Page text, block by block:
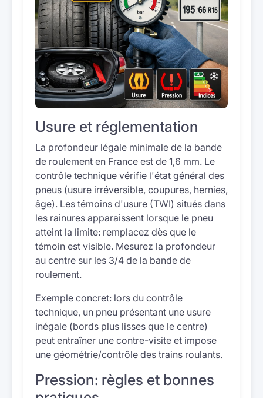
Usure et réglementation
La profondeur légale minimale de la bande
de roulement en France est de 1,6 mm. Le
contrôle technique vérifie l'état général des
pneus (usure irréversible, coupures, hernies,
âge). Les témoins d'usure (TWI) situés dans
les rainures apparaissent lorsque le pneu
atteint la limite: remplacez dès que le
témoin est visible. Mesurez la profondeur
au centre sur les 3/4 de la bande de
roulement.
Exemple concret: lors du contrôle
technique, un pneu présentant une usure
inégale (bords plus lisses que le centre)
peut entraîner une contre-visite et impose
une géométrie/contrôle des trains roulants.
Pression: règles et bonnes